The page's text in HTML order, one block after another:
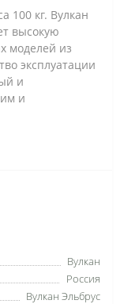
100 кг. Вулкан
высокую
моделей из
эксплуатации
и
и
Вулкан
Россия
Вулкан Эльбрус